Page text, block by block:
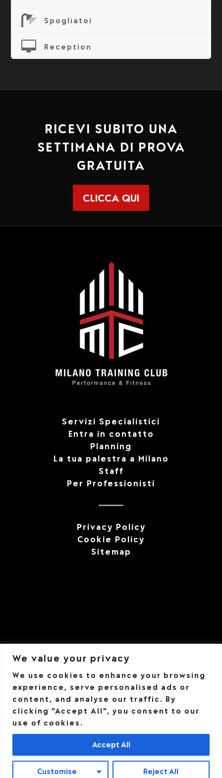
We value your privacy
We use cookies to enhance your browsing
experience, serve personalised ads or
content, and analyse our traffic. By
clicking "Accept All", you consent to our
use of cookies.
Customise Reject All
Accept All
Spogliatoi
Reception
RICEVI SUBITO UNA
SETTIMANA DI PROVA
GRATUITA
CLICCA QUI
Servizi Specialistici
Entra in contatto
Planning
La tua palestra a Milano
Staff
Per Professionisti
Privacy Policy
Cookie Policy
Sitemap
CopyrightMilano Training Club SSDRL2026 - All Rights
Reserved - via Paolo Paruta 59 Milano 20127 -